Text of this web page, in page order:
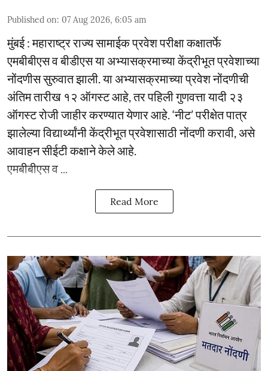
Published on: 07 Aug 2026, 6:05 am
मुंबई : महाराष्ट्र राज्य सामाईक प्रवेश परीक्षा कक्षातर्फे
एमबीबीएस व बीडीएस या अभ्यासक्रमाच्या केंद्रीभूत प्रवेशाच्या
नोंदणीस सुरुवात झाली. या अभ्यासक्रमाच्या प्रवेश नोंदणीची
अंतिम तारीख १२ ऑगस्ट आहे, तर पहिली गुणवत्ता यादी २३
ऑगस्ट रोजी जाहीर करण्यात येणार आहे. ‘नीट’ परीक्षेत पात्र
झालेल्या विद्यार्थ्यांनी केंद्रीभूत प्रवेशासाठी नोंदणी करावी, असे
आवाहन सीईटी कक्षाने केले आहे.
एमबीबीएस व ...
Read More